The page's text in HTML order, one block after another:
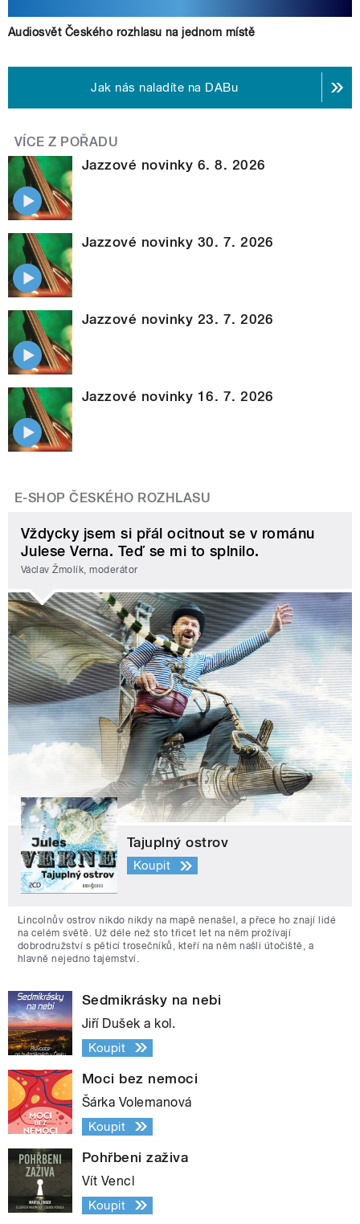
Audiosvět Českého rozhlasu na jednom místě
Jak nás naladíte na DABu
VÍCE Z POŘADU
Jazzové novinky 6. 8. 2026
Jazzové novinky 30. 7. 2026
Jazzové novinky 23. 7. 2026
Jazzové novinky 16. 7. 2026
E-SHOP ČESKÉHO ROZHLASU
Vždycky jsem si přál ocitnout se v románu
Julese Verna. Teď se mi to splnilo.
Václav Žmolík, moderátor
Tajuplný ostrov
Koupit
Lincolnův ostrov nikdo nikdy na mapě nenašel, a přece ho znají lidé
na celém světě. Už déle než sto třicet let na něm prožívají
dobrodružství s pěticí trosečníků, kteří na něm našli útočiště, a
hlavně nejedno tajemství.
Sedmikrásky na nebi
Jiří Dušek a kol.
Koupit
Moci bez nemoci
Šárka Volemanová
Koupit
Pohřbeni zaživa
Vít Vencl
Koupit